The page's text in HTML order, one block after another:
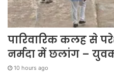
पारिवारिक कलह से
नर्मदा में छलांग –
10 hours ago